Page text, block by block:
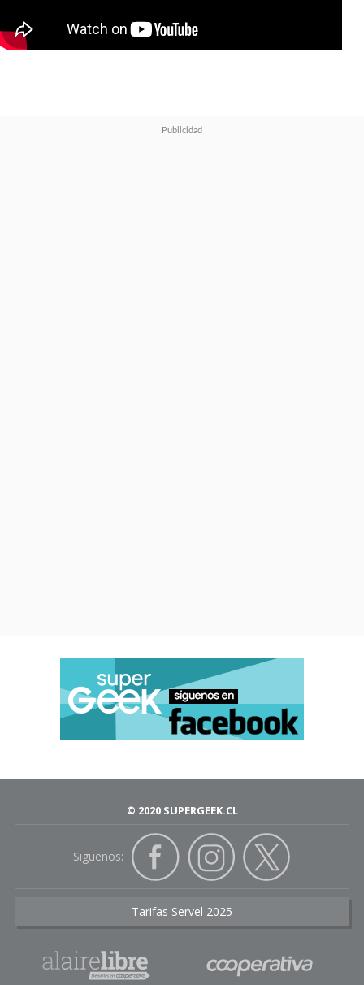
© 2020 SUPERGEEK.CL
Siguenos:
Tarifas Servel 2025